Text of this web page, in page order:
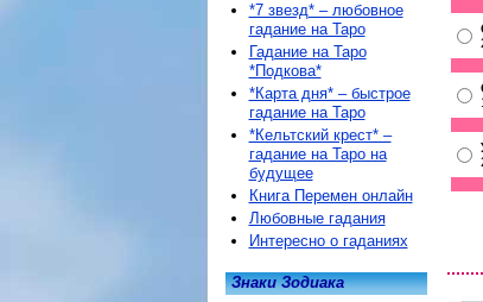
*7 звезд* – любовное
гадание на Таро
Гадание на Таро
*Подкова*
*Карта дня* – быстрое
гадание на Таро
*Кельтский крест* –
гадание на Таро на
будущее
Книга Перемен онлайн
Любовные гадания
Интересно о гаданиях
Знаки Зодиака